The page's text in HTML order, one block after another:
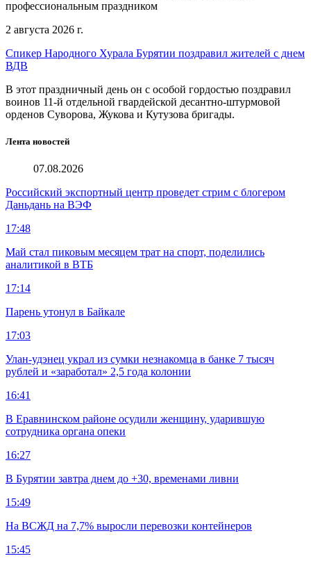
профессиональным праздником
2 августа 2026 г.
Спикер Народного Хурала Бурятии поздравил жителей с днем
ВДВ
В этот праздничный день он с особой гордостью поздравил
воинов 11-й отдельной гвардейской десантно-штурмовой
орденов Суворова, Жукова и Кутузова бригады.
Лента новостей
07.08.2026
Российский экспортный центр проведет стрим с блогером
Даньдань на ВЭФ
17:48
Май стал пиковым месяцем трат на спорт, поделились
аналитикой в ВТБ
17:14
Парень утонул в Байкале
17:03
Улан-удэнец украл из сумки незнакомца в банке 7 тысяч
рублей и «заработал» 2,5 года колонии
16:41
В Еравнинском районе осудили женщину, ударившую
сотрудника органа опеки
16:27
В Бурятии завтра днем до +30, временами ливни
15:49
На ВСЖД на 7,7% выросли перевозки контейнеров
15:45